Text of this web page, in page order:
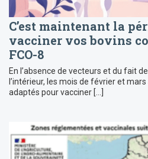
C’est maintenant la
vacciner vos bovins
FCO-8
En l’absence de vecteurs et du fait
l’intérieur, les mois de février et
adaptés pour vacciner […]